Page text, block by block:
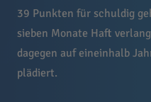
39 Punkten für schuldig
sieben Monate Haft
dagegen auf eineinhalb
plädiert.